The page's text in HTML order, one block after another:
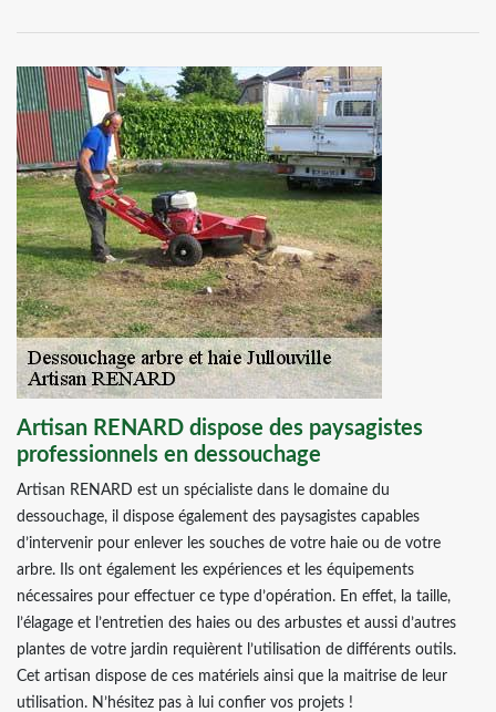
Artisan RENARD dispose des paysagistes
professionnels en dessouchage
Artisan RENARD est un spécialiste dans le domaine du
dessouchage, il dispose également des paysagistes capables
d’intervenir pour enlever les souches de votre haie ou de votre
arbre. Ils ont également les expériences et les équipements
nécessaires pour effectuer ce type d’opération. En effet, la taille,
l’élagage et l’entretien des haies ou des arbustes et aussi d’autres
plantes de votre jardin requièrent l’utilisation de différents outils.
Cet artisan dispose de ces matériels ainsi que la maitrise de leur
utilisation. N’hésitez pas à lui confier vos projets !